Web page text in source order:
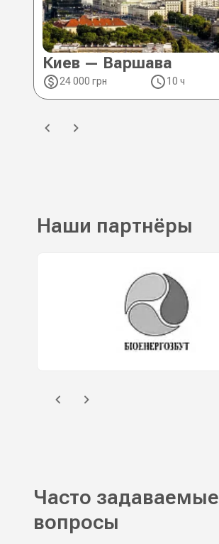
Киев — Варшава
24 000 грн 10 ч
Наши партнёры
Часто задаваемые
вопросы